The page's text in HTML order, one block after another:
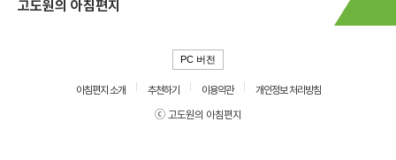
고도원의 아침편지
PC 버전
아침편지 소개 추천하기 이용약관
개인정보 처리방침
ⓒ 고도원의 아침편지